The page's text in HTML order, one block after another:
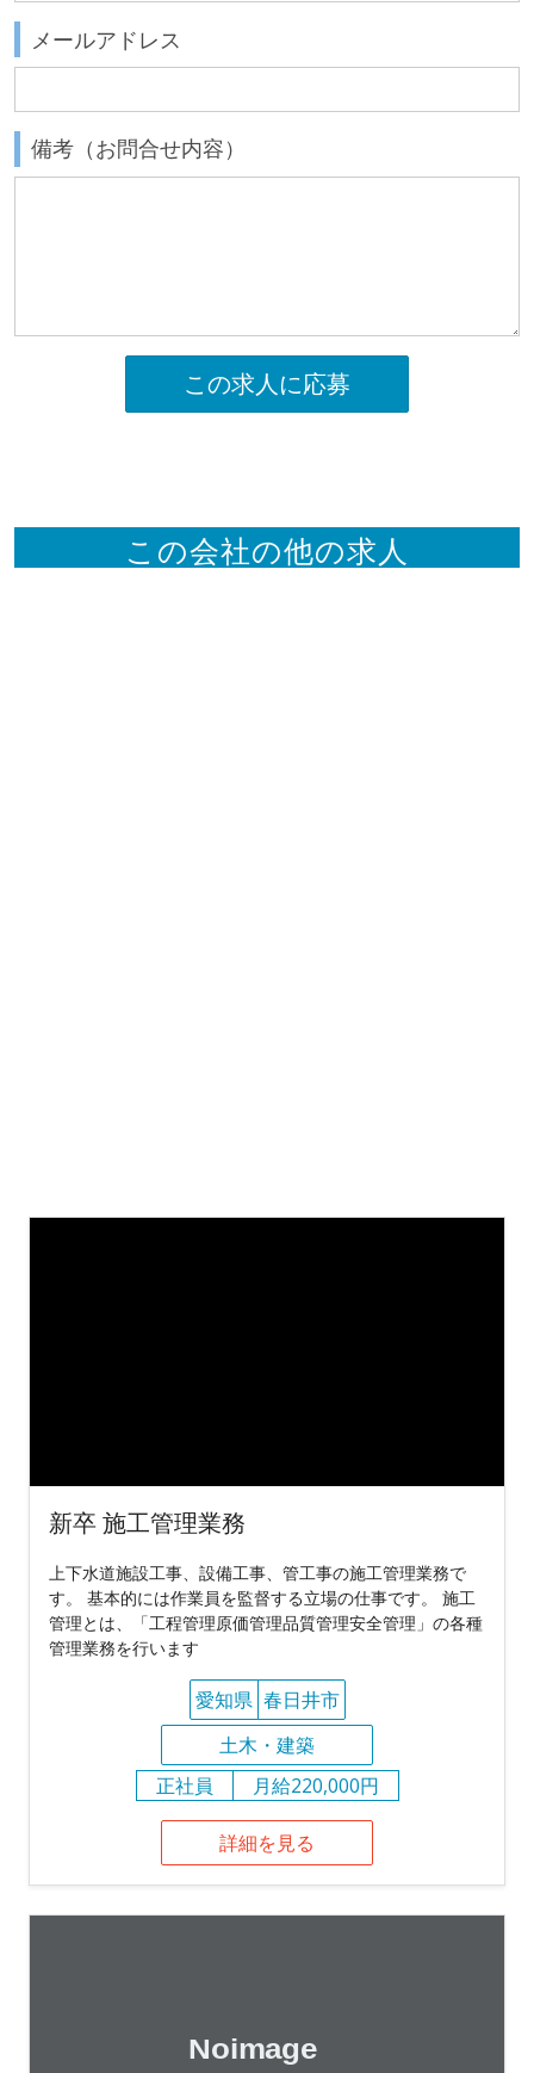
メールアドレス
備考（お問合せ内容）
この求人に応募
この会社の他の求人
新卒 施工管理業務
上下水道施設工事、設備工事、管工事の施工管理業務で
す。 基本的には作業員を監督する立場の仕事です。 施工
管理とは、「工程管理原価管理品質管理安全管理」の各種
管理業務を行います
愛知県 春日井市
土木・建築
正社員
月給220,000円
詳細を見る